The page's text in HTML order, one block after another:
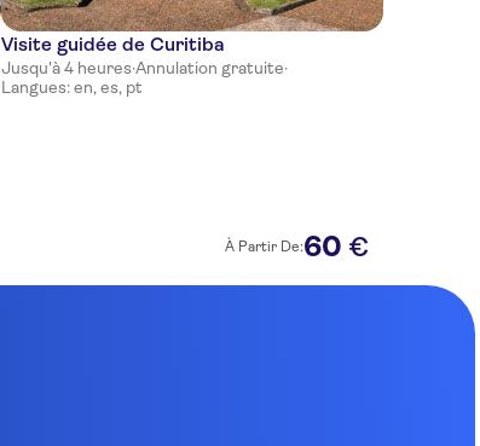
Visite guidée de Curitiba
Jusqu'à 4 heures·Annulation gratuite·
Langues: en, es, pt
À Partir De:60 €